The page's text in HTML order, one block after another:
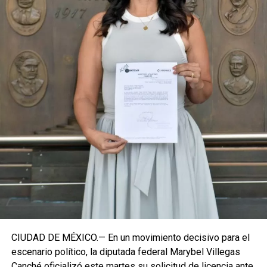
para asegurar la continuidad del proyecto político en la
región sureste del país.
Con esta determinación, el senador abre una etapa
decisiva en su trayectoria pública, apostando por una
estrategia de cercanía ciudadana. Su retorno a Quintana
Roo busca garantizar la cohesión de las estructuras de
izquierda de cara a los próximos retos políticos. El relevo
institucional se procesará conforme a los tiempos legales
establecidos, manteniendo la continuidad de la
representación parlamentaria del estado.
Fuente: 5to Poder Agencia de Noticias
CIUDAD DE MÉXICO.— En un movimiento decisivo para el
escenario político, la diputada federal Marybel Villegas